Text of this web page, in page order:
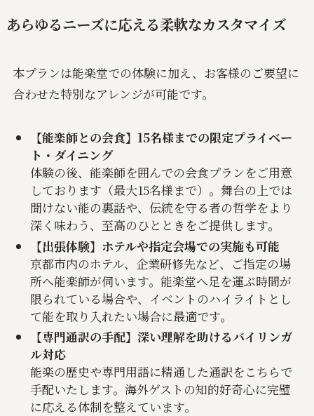
あらゆるニーズに応える柔軟なカスタマイズ
本プランは能楽堂での体験に加え、お客様のご要望に
合わせた特別なアレンジが可能です。
【能楽師との会食】15名様までの限定プライベー
ト・ダイニング
体験の後、能楽師を囲んでの会食プランをご用意
しております（最大15名様まで）。舞台の上では
聞けない能の裏話や、伝統を守る者の哲学をより
深く味わう、至高のひとときをご提供します。
【出張体験】ホテルや指定会場での実施も可能
京都市内のホテル、企業研修先など、ご指定の場
所へ能楽師が伺います。能楽堂へ足を運ぶ時間が
限られている場合や、イベントのハイライトとし
て能を取り入れたい場合に最適です。
【専門通訳の手配】深い理解を助けるバイリンガ
ル対応
能楽の歴史や専門用語に精通した通訳をこちらで
手配いたします。海外ゲストの知的好奇心に完璧
に応える体制を整えています。